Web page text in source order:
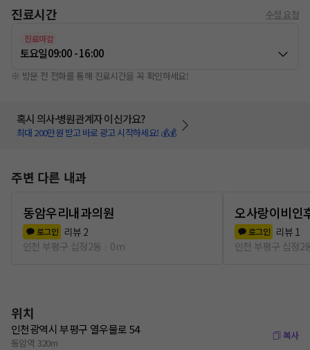
진료시간 수정 요청
진료마감
토요일09:00 - 16:00
※ 방문 전 전화를 통해 진료시간을 꼭 확인하세요!
혹시 의사·병원관계자 이신가요?
최대 200만원 받고 바로 광고 시작하세요! 💰💰
주변 다른 내과
동암우리내과의원
로그인 리뷰 2
인천 부평구 십정2동
0m
오사랑이비인
로그인 리뷰 1
인천 부평구 십정2
위치
인천광역시 부평구 열우물로 54
동암역 320m
복사